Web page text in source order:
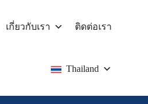
เกี่ยวกับเรา ติดต่อเรา
Thailand